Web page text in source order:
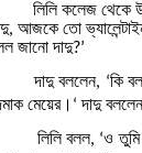
লিলি কলেজ থেকে
আজকে তো
জানো দাদু?’
বললেন, ‘কি বলল?’
মেয়ের।‘ দাদু
বলল, ‘ও তুমি